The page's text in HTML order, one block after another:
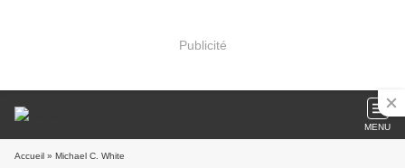
Publicité
MENU
Accueil » Michael C. White